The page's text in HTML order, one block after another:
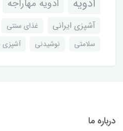
ادویه ادویه مهاراجه
آشپزی ایرانی
غذای سنتی
سلامتی
نوشیدنی آشپزی
درباره ما